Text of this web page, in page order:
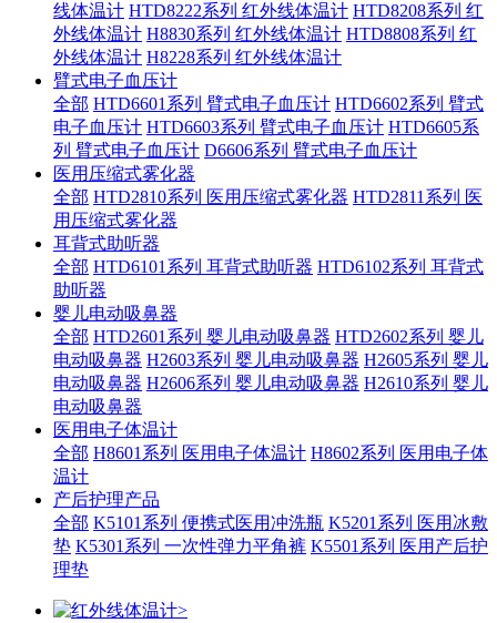
线体温计 HTD8222系列 红外线体温计 HTD8208系列 红
外线体温计 H8830系列 红外线体温计 HTD8808系列 红
外线体温计 H8228系列 红外线体温计
臂式电子血压计
全部 HTD6601系列 臂式电子血压计 HTD6602系列 臂式
电子血压计 HTD6603系列 臂式电子血压计 HTD6605系
列 臂式电子血压计 D6606系列 臂式电子血压计
医用压缩式雾化器
全部 HTD2810系列 医用压缩式雾化器 HTD2811系列 医
用压缩式雾化器
耳背式助听器
全部 HTD6101系列 耳背式助听器 HTD6102系列 耳背式
助听器
婴儿电动吸鼻器
全部 HTD2601系列 婴儿电动吸鼻器 HTD2602系列 婴儿
电动吸鼻器 H2603系列 婴儿电动吸鼻器 H2605系列 婴儿
电动吸鼻器 H2606系列 婴儿电动吸鼻器 H2610系列 婴儿
电动吸鼻器
医用电子体温计
全部 H8601系列 医用电子体温计 H8602系列 医用电子体
温计
产后护理产品
全部 K5101系列 便携式医用冲洗瓶 K5201系列 医用冰敷
垫 K5301系列 一次性弹力平角裤 K5501系列 医用产后护
理垫